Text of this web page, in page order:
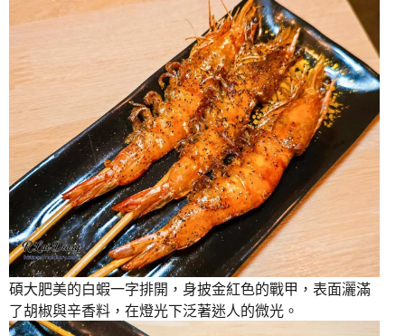
碩大肥美的白蝦一字排開，身披金紅色的戰甲，表面灑滿
了胡椒與辛香料，在燈光下泛著迷人的微光。